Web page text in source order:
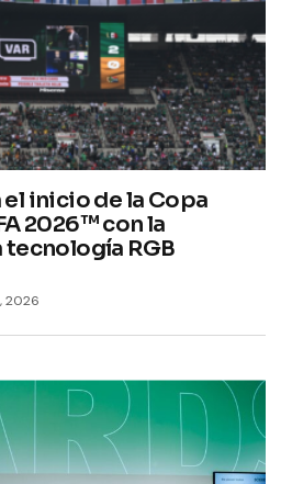
correo electrónico y web en
para la próxima vez que
inicio de la Copa
2026™ con la
RGB
2026